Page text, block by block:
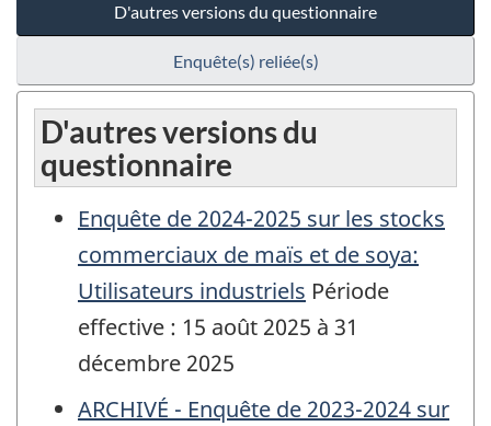
D'autres versions du questionnaire
Enquête(s) reliée(s)
D'autres versions du
questionnaire
Enquête de 2024-2025 sur les stocks
commerciaux de maïs et de soya:
Utilisateurs industriels Période
effective : 15 août 2025 à 31
décembre 2025
ARCHIVÉ - Enquête de 2023-2024 sur